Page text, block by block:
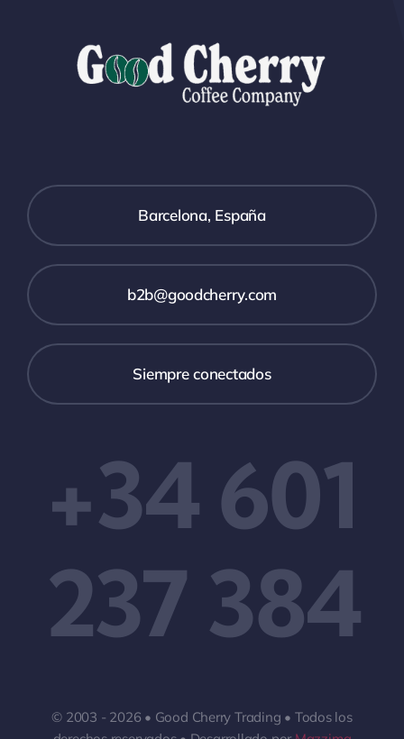
Barcelona, España
b2b@goodcherry.com
Siempre conectados
+34 601
237 384
© 2003 - 2026 • Good Cherry Trading • Todos los